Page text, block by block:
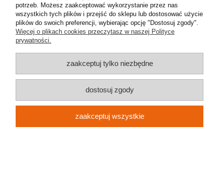
Płatności i dostawa
Informacje
O nas
Świątniki Górne | NIP: 9442233786 | REGON: 383006170 | e-mail:
metalmeb.sklep@gmail.com| tel.607 489 426
pokaż pełną wersję strony
potrzeb. Możesz zaakceptować wykorzystanie przez nas
wszystkich tych plików i przejść do sklepu lub dostosować użycie
plików do swoich preferencji, wybierając opcję "Dostosuj zgody".
Więcej o plikach cookies przeczytasz w naszej Polityce
prywatności.
zaakceptuj tylko niezbędne
dostosuj zgody
zaakceptuj wszystkie